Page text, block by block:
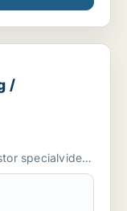
/
specialviden